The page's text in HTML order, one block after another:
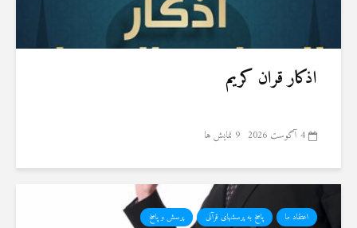
اذکار قران کریم
4 آگوست 2026 9 نمایش ها
اعتقاد ما پاسخ به پرسشهای قرآنی پرسش و پاسخ